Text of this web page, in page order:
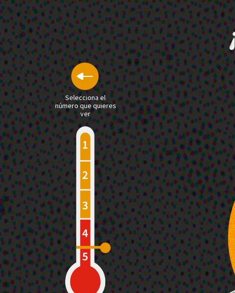
Selecciona el
número que quieres
ver